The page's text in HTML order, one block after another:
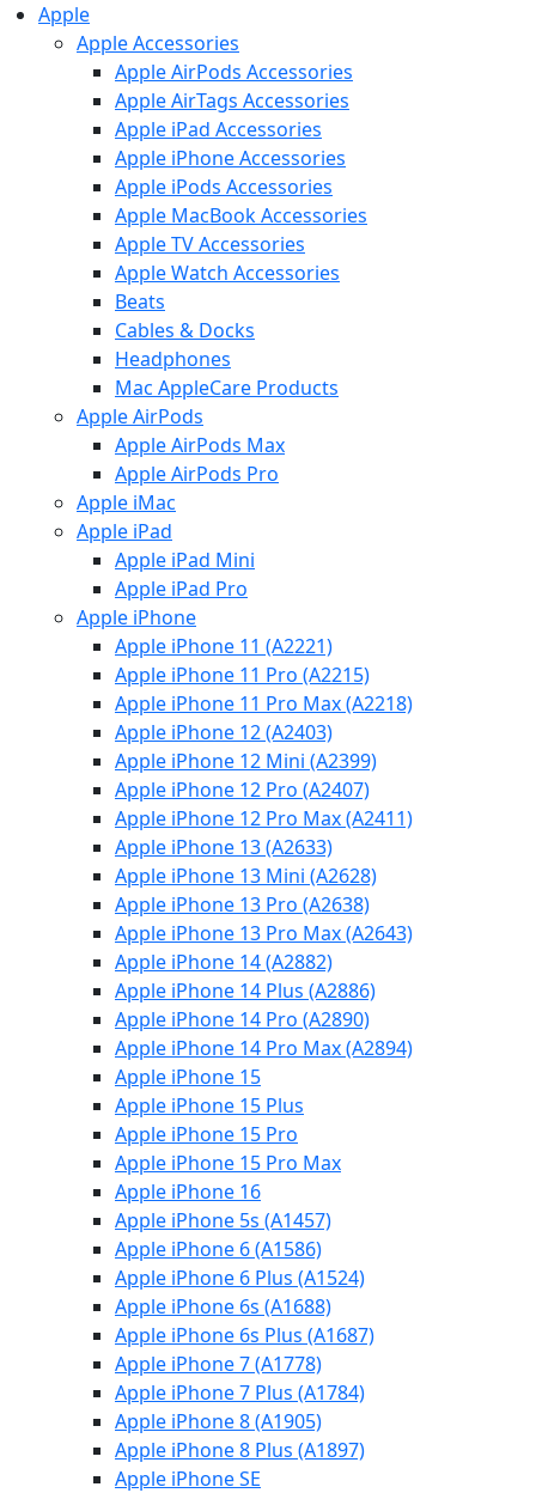
Apple
Apple Accessories
Apple AirPods Accessories
Apple AirTags Accessories
Apple iPad Accessories
Apple iPhone Accessories
Apple iPods Accessories
Apple MacBook Accessories
Apple TV Accessories
Apple Watch Accessories
Beats
Cables & Docks
Headphones
Mac AppleCare Products
Apple AirPods
Apple AirPods Max
Apple AirPods Pro
Apple iMac
Apple iPad
Apple iPad Mini
Apple iPad Pro
Apple iPhone
Apple iPhone 11 (A2221)
Apple iPhone 11 Pro (A2215)
Apple iPhone 11 Pro Max (A2218)
Apple iPhone 12 (A2403)
Apple iPhone 12 Mini (A2399)
Apple iPhone 12 Pro (A2407)
Apple iPhone 12 Pro Max (A2411)
Apple iPhone 13 (A2633)
Apple iPhone 13 Mini (A2628)
Apple iPhone 13 Pro (A2638)
Apple iPhone 13 Pro Max (A2643)
Apple iPhone 14 (A2882)
Apple iPhone 14 Plus (A2886)
Apple iPhone 14 Pro (A2890)
Apple iPhone 14 Pro Max (A2894)
Apple iPhone 15
Apple iPhone 15 Plus
Apple iPhone 15 Pro
Apple iPhone 15 Pro Max
Apple iPhone 16
Apple iPhone 5s (A1457)
Apple iPhone 6 (A1586)
Apple iPhone 6 Plus (A1524)
Apple iPhone 6s (A1688)
Apple iPhone 6s Plus (A1687)
Apple iPhone 7 (A1778)
Apple iPhone 7 Plus (A1784)
Apple iPhone 8 (A1905)
Apple iPhone 8 Plus (A1897)
Apple iPhone SE